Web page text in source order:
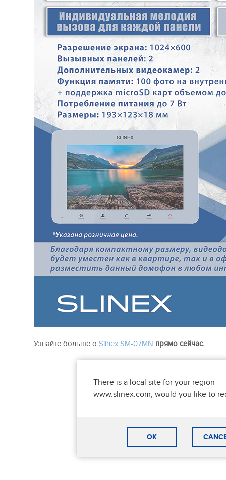
Узнайте больше оSlinex SM-07MN прямо сейчас.
There is a local site for your region –
www.slinex.com, would you like to
OK